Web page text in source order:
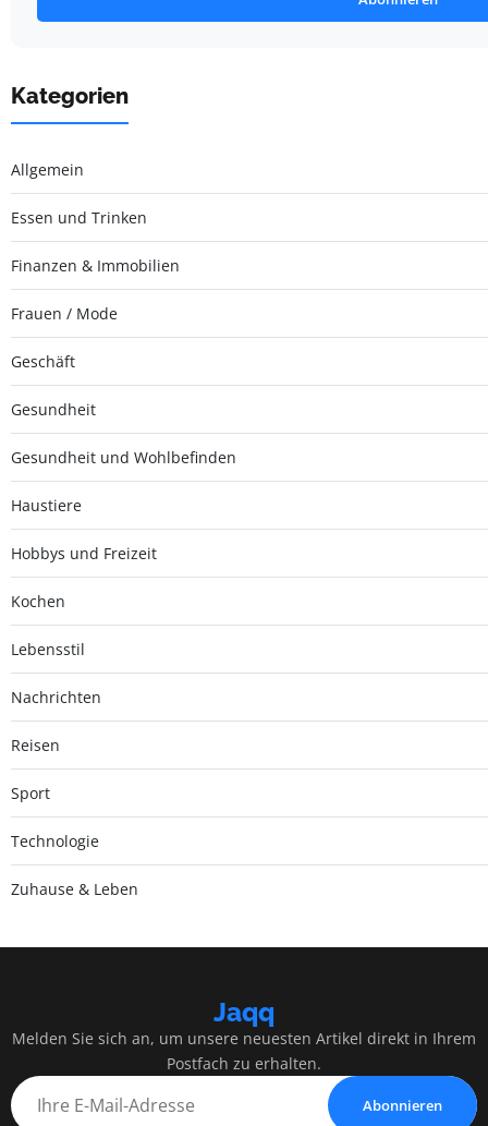
Kategorien
Allgemein
Essen und Trinken
Finanzen & Immobilien
Frauen / Mode
Geschäft
Gesundheit
Gesundheit und Wohlbefinden
Haustiere
Hobbys und Freizeit
Kochen
Lebensstil
Nachrichten
Reisen
Sport
Technologie
Zuhause & Leben
Jaqq
Melden Sie sich an, um unsere neuesten Artikel direkt in Ihrem
Postfach zu erhalten.
Abonnieren